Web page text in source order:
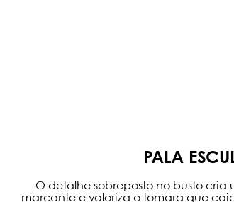
PALA
O detalhe sobreposto no busto cria
marcante e valoriza o tomara que